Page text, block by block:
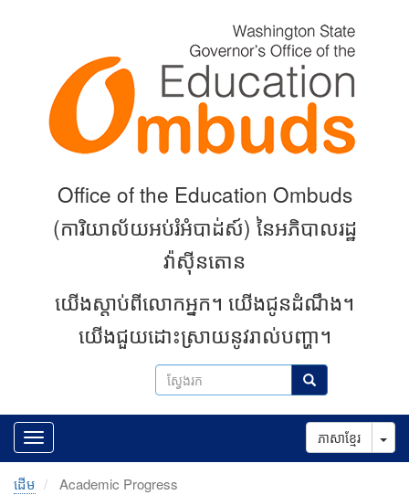
ស្វែងរក ស្វែងរក
Office of the Education Ombuds
(ការិយាល័យអប់រំអំបាដ់ស៍) នៃអភិបាលរដ្ឋ
វ៉ាស៊ីនតោន
យើងស្តាប់ពីលោកអ្នក។ យើងជូនដំណឹង។
យើងជួយដោះស្រាយនូវរាល់បញ្ហា។
ភាសាខ្មែរ
ដើម Academic Progress